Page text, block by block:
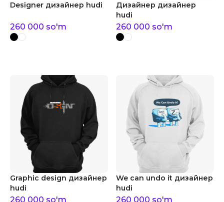
Designer дизайнер hudi
260 000 so'm
Дизайнер дизайнер
hudi
260 000 so'm
Graphic design дизайнер
hudi
260 000 so'm
We can undo it дизайнер
hudi
260 000 so'm